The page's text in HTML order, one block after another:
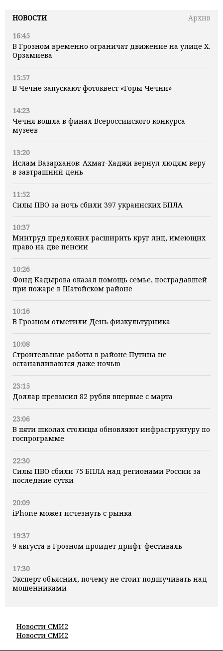
НОВОСТИ
Архив
16:45
В Грозном временно ограничат движение на улице Х.
Орзамиева
15:57
В Чечне запускают фотоквест «Горы Чечни»
14:23
Чечня вошла в финал Всероссийского конкурса
музеев
13:20
Ислам Вазарханов: Ахмат-Хаджи вернул людям веру
в завтрашний день
11:52
Силы ПВО за ночь сбили 397 украинских БПЛА
10:37
Минтруд предложил расширить круг лиц, имеющих
право на две пенсии
10:26
Фонд Кадырова оказал помощь семье, пострадавшей
при пожаре в Шатойском районе
10:16
В Грозном отметили День физкультурника
10:08
Строительные работы в районе Путина не
останавливаются даже ночью
23:15
Доллар превысил 82 рубля впервые с марта
23:06
В пяти школах столицы обновляют инфраструктуру по
госпрограмме
22:30
Силы ПВО сбили 75 БПЛА над регионами России за
последние сутки
20:09
iPhone может исчезнуть с рынка
19:37
9 августа в Грозном пройдет дрифт-фестиваль
17:30
Эксперт объяснил, почему не стоит подшучивать над
мошенниками
Новости СМИ2
Новости СМИ2